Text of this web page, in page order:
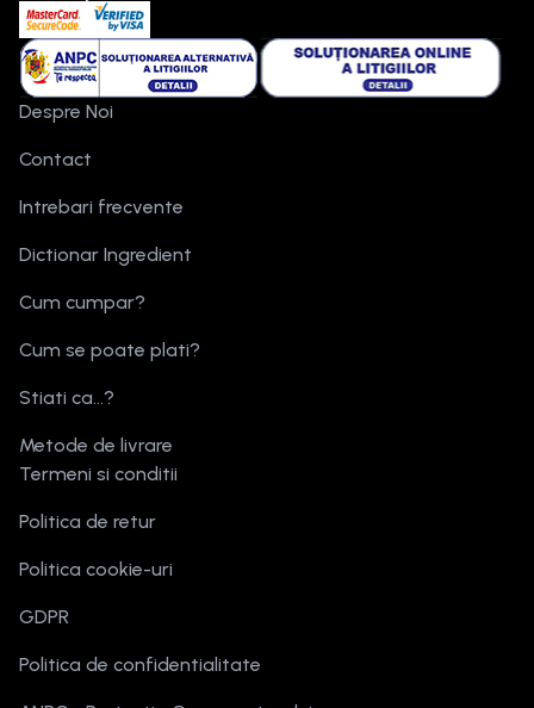
Despre Noi
Contact
Intrebari frecvente
Dictionar Ingredient
Cum cumpar?
Cum se poate plati?
Stiati ca...?
Metode de livrare
Termeni si conditii
Politica de retur
Politica cookie-uri
GDPR
Politica de confidentialitate